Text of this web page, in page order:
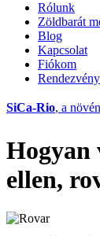
Rólunk
Zöldbarát
Blog
Kapcsolat
Fiókom
SiCa-Rio, a
Hogyan
ellen,